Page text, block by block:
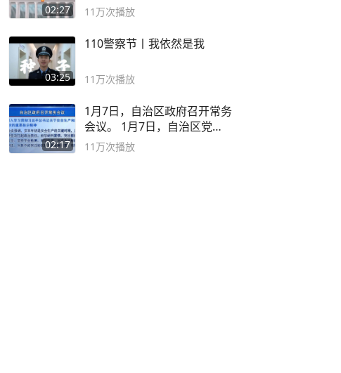
02:27 11万次播放
03:25
110警察节丨我依然是我
11万次播放
02:17
1月7日，自治区政府召开常务
会议。 1月7日，自治区党委
副书记
11万次播放